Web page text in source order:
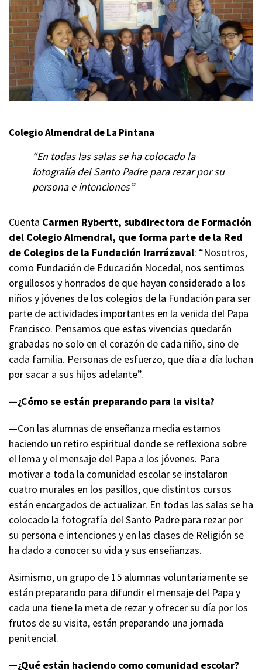
Colegio Almendral de La Pintana
“En todas las salas se ha colocado la
fotografía del Santo Padre para rezar por su
persona e intenciones”
Cuenta Carmen Rybertt, subdirectora de Formación
del Colegio Almendral, que forma parte de la Red
de Colegios de la Fundación Irarrázaval: “Nosotros,
como Fundación de Educación Nocedal, nos sentimos
orgullosos y honrados de que hayan considerado a los
niños y jóvenes de los colegios de la Fundación para ser
parte de actividades importantes en la venida del Papa
Francisco. Pensamos que estas vivencias quedarán
grabadas no solo en el corazón de cada niño, sino de
cada familia. Personas de esfuerzo, que día a día luchan
por sacar a sus hijos adelante”.
—¿Cómo se están preparando para la visita?
—Con las alumnas de enseñanza media estamos
haciendo un retiro espiritual donde se reflexiona sobre
el lema y el mensaje del Papa a los jóvenes. Para
motivar a toda la comunidad escolar se instalaron
cuatro murales en los pasillos, que distintos cursos
están encargados de actualizar. En todas las salas se ha
colocado la fotografía del Santo Padre para rezar por
su persona e intenciones y en las clases de Religión se
ha dado a conocer su vida y sus enseñanzas.
Asimismo, un grupo de 15 alumnas voluntariamente se
están preparando para difundir el mensaje del Papa y
cada una tiene la meta de rezar y ofrecer su día por los
frutos de su visita, están preparando una jornada
penitencial.
—¿Qué están haciendo como comunidad escolar?